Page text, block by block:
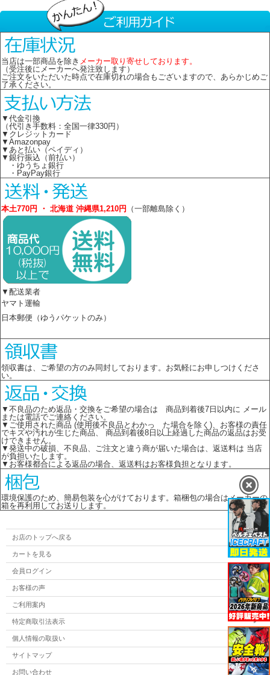
当店は一部商品を除き メーカー取り寄せしております。
（受注後にメーカーへ発注致します）
ご注文をいただいた時点で在庫切れの場合もございますので、あらかじめご
了承ください。
▼代金引換
（代引き手数料：全国一律330円）
▼クレジットカード
▼Amazonpay
▼あと払い（ペイディ）
▼銀行振込（前払い）
・ゆうちょ銀行
・PayPay銀行
本土770円 ・ 北海道 沖縄県1,210円 （一部離島除く）
▼配送業者
ヤマト運輸
日本郵便（ゆうパケットのみ）
領収書は、ご希望の方のみ同封しております。お気軽にお申しつけくださ
い。
▼不良品のため返品・交換をご希望の場合は 商品到着後7日以内に メール
または電話でご連絡ください。
▼ご使用された商品 (使用後不良品とわかっ た場合を除く)、お客様の責任
でキズや汚れが生じた商品、 商品到着後8日以上経過した商品の返品はお受
けできません。
▼発送中の破損、不良品、ご注文と違う商が届いた場合は、返送料は 当店
が負担いたします。
▼お客様都合による返品の場合、返送料はお客様負担となります。
環境保護のため、簡易包装を心がけております。箱梱包の場合はメーカーの
箱を再利用してお送りします。
お店のトップへ戻る
カートを見る
会員ログイン
お客様の声
ご利用案内
特定商取引法表示
個人情報の取扱い
サイトマップ
お問い合わせ